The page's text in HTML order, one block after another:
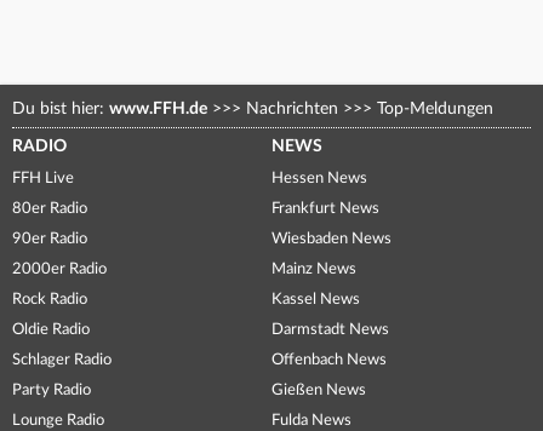
Du bist hier: www.FFH.de >>> Nachrichten >>> Top-Meldungen
RADIO
FFH Live
80er Radio
90er Radio
2000er Radio
Rock Radio
Oldie Radio
Schlager Radio
Party Radio
Lounge Radio
NEWS
Hessen News
Frankfurt News
Wiesbaden News
Mainz News
Kassel News
Darmstadt News
Offenbach News
Gießen News
Fulda News